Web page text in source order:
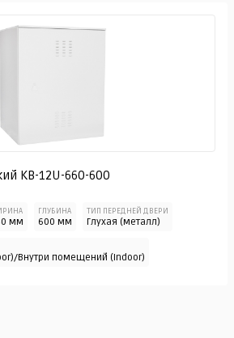
KB-12U-660-600
мм
ГЛУБИНА
600 мм
ТИП ПЕРЕДНЕЙ ДВЕРИ
Глухая (металл)
Внутри помещений (Indoor)